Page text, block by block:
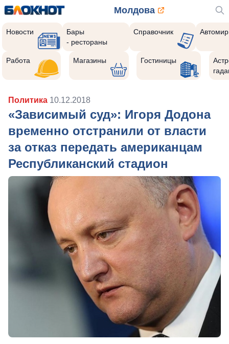
Молдова
Новости
Бары
- рестораны
Справочник Автомир
Работа Магазины Гостиницы
Политика 10.12.2018
«Зависимый суд»: Игоря Додона
временно отстранили от власти
за отказ передать американцам
Республиканский стадион